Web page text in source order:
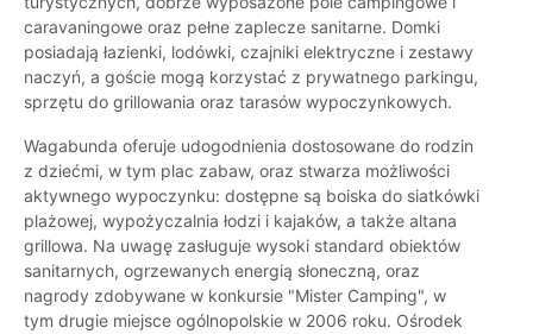
caravaningowe oraz pełne zaplecze sanitarne. Domki
posiadają łazienki, lodówki, czajniki elektryczne i zestawy
naczyń, a goście mogą korzystać z prywatnego parkingu,
sprzętu do grillowania oraz tarasów wypoczynkowych.
Wagabunda oferuje udogodnienia dostosowane do rodzin
z dziećmi, w tym plac zabaw, oraz stwarza możliwości
aktywnego wypoczynku: dostępne są boiska do siatkówki
plażowej, wypożyczalnia łodzi i kajaków, a także altana
grillowa. Na uwagę zasługuje wysoki standard obiektów
sanitarnych, ogrzewanych energią słoneczną, oraz
nagrody zdobywane w konkursie "Mister Camping", w
tym drugie miejsce ogólnopolskie w 2006 roku. Ośrodek